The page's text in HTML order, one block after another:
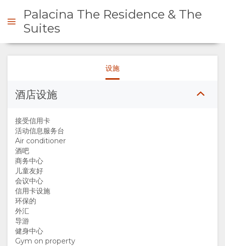
概
观
关
于
我
们
设
Palacina The Residence & The
Suites
设施
酒店设施
接受信用卡
活动信息服务台
Air conditioner
酒吧
商务中心
儿童友好
会议中心
信用卡设施
环保的
外汇
导游
健身中心
Gym on property